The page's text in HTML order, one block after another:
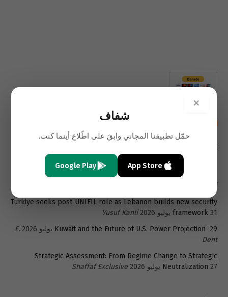
أحدث المقالات باللغة الإنجليزية
A New Exit for Lebanon’s Trapped Depositors- The Beirut
Stock Exchange
The Poverty Lebanon Refuses to See
Azzi
Türkiye seeks post-UNIFIL role as Lebanon builds new security
framework 31 يوليو 2026
Yusuf Kanli
Kuwait and the Future of U.S. Power Projection 29 يوليو 2026
E.
Dent
Strategic Assessment: From Regime Change to Strategic
Neutralization 27 يوليو 2026 Shaffaf Exclusive
×
شفاف
حمّل تطبيقنا المجاني وابقَ على اطّلاع أينما كنت.
App Store
Google Play